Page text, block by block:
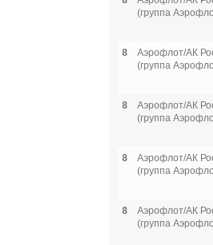
(группа
8
Аэрофлот/АК
(группа
8
Аэрофлот/АК
(группа
8
Аэрофлот/АК
(группа
8
Аэрофлот/АК
(группа